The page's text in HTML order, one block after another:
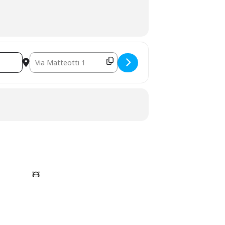
Destination Address – Il lungo cammino delle donne di